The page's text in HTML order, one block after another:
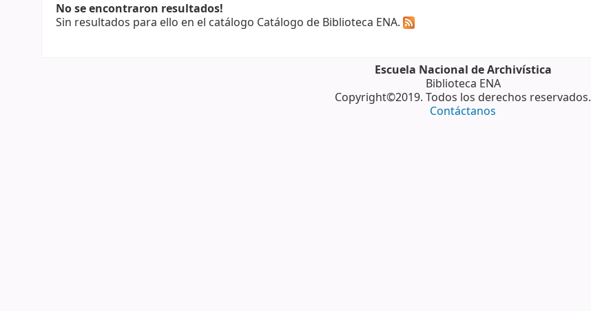
No se encontraron resultados!
Sin resultados para ello en el catálogo Catálogo de Biblioteca ENA.
Escuela Nacional de Archivística
Biblioteca ENA
Copyright©2019. Todos los derechos reservados.
Contáctanos